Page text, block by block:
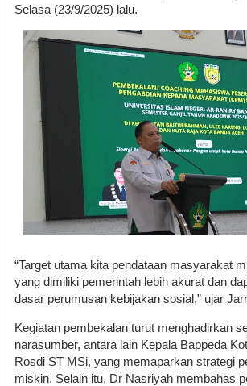
Selasa (23/9/2025) lalu.
“Target utama kita pendataan masyarakat
yang dimiliki pemerintah lebih akurat dan
dasar perumusan kebijakan sosial,” ujar
Kegiatan pembekalan turut menghadirkan
narasumber, antara lain Kepala Bappeda
Rosdi ST MSi, yang memaparkan strategi
miskin. Selain itu, Dr Nasriyah membahas